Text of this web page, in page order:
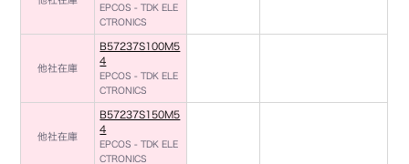
EPCOS - TDK ELE
CTRONICS
他社在庫
B57237S100M5
4
EPCOS - TDK ELE
CTRONICS
他社在庫
B57237S150M5
4
EPCOS - TDK ELE
CTRONICS